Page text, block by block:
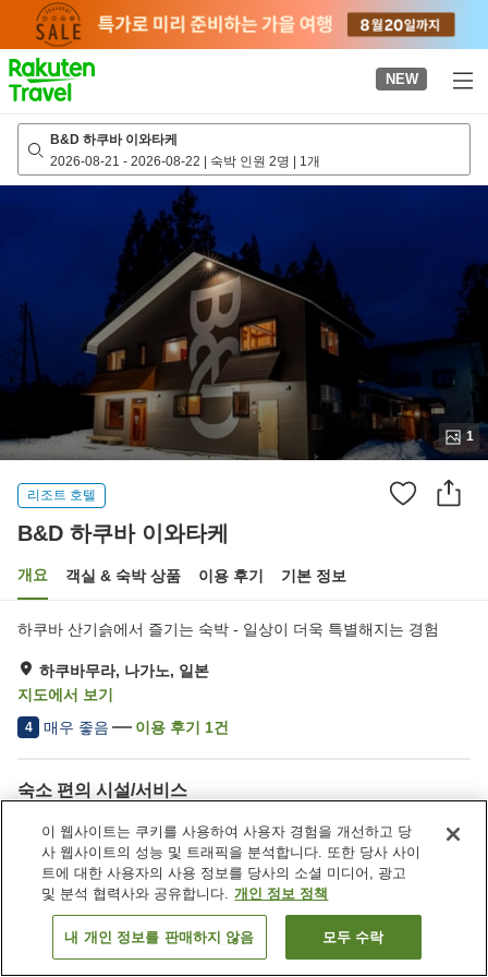
page
NEW
B&D 하쿠바 이와타케
2026-08-21 - 2026-08-22 | 숙박 인원 2명 | 1개
1
리조트 호텔
B&D 하쿠바 이와타케
개요 객실 & 숙박 상품 이용 후기 기본 정보
하쿠바 산기슭에서 즐기는 숙박 - 일상이 더욱 특별해지는 경험
하쿠바무라, 나가노, 일본
지도에서 보기
4 매우 좋음 이용 후기 1건
숙소 편의 시설/서비스
Wi-Fi
사우나
카페
완전 금연
일본 나가노 하쿠바무라 B&D 하쿠바 이와타케
객실 보기
이 웹사이트는 쿠키를 사용하여 사용자 경험을 개선하고 당
사 웹사이트의 성능 및 트래픽을 분석합니다. 또한 당사 사이
트에 대한 사용자의 사용 정보를 당사의 소셜 미디어, 광고
및 분석 협력사와 공유합니다. 개인 정보 정책
내 개인 정보를 판매하지 않음 모두 수락